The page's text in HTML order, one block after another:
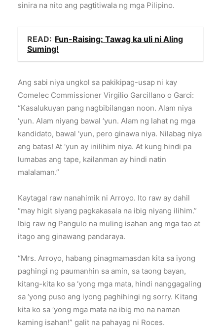
sinira na nito ang pagtitiwala ng mga Pilipino.
READ: Fun-Raising: Tawag ka uli ni Aling
Suming!
Ang sabi niya ungkol sa pakikipag-usap ni kay
Comelec Commissioner Virgilio Garcillano o Garci:
“Kasalukuyan pang nagbibilangan noon. Alam niya
‘yun. Alam niyang bawal ‘yun. Alam ng lahat ng mga
kandidato, bawal ‘yun, pero ginawa niya. Nilabag niya
ang batas! At ‘yun ay inilihim niya. At kung hindi pa
lumabas ang tape, kailanman ay hindi natin
malalaman.”
Kaytagal raw nanahimik ni Arroyo. Ito raw ay dahil
“may higit siyang pagkakasala na ibig niyang ilihim.”
Ibig raw ng Pangulo na muling isahan ang mga tao at
itago ang ginawang pandaraya.
“Mrs. Arroyo, habang pinagmamasdan kita sa iyong
paghingi ng paumanhin sa amin, sa taong bayan,
kitang-kita ko sa ‘yong mga mata, hindi nanggagaling
sa ‘yong puso ang iyong paghihingi ng sorry. Kitang
kita ko sa ‘yong mga mata na ibig mo na naman
kaming isahan!” galit na pahayag ni Roces.